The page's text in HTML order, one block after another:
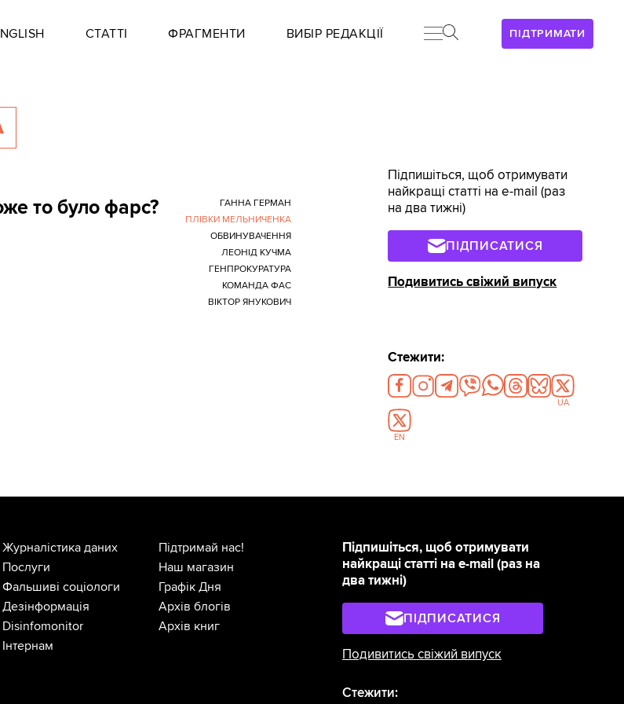
ПІДТРИМАТИ
СТАТТІ ФРАГМЕНТИ ВИБІР РЕДАКЦІЇ
то було фарс?
ГАННА ГЕРМАН
ПЛІВКИ МЕЛЬНИЧЕНКА
ОБВИНУВАЧЕННЯ
ЛЕОНІД КУЧМА
ГЕНПРОКУРАТУРА
КОМАНДА ФАС
ВІКТОР ЯНУКОВИЧ
Підпишіться, щоб отримувати
найкращі статті на e-mail (раз
на два тижні)
ПІДПИСАТИСЯ
Подивитись свіжий випуск
Стежити:
UA
EN
Підпишіться, щоб отримувати
найкращі статті на e-mail (раз на
два тижні)
ПІДПИСАТИСЯ
Подивитись свіжий випуск
Стежити:
Журналістика даних
Послуги
Фальшиві соціологи
Дезінформація
Disinfomonitor
Інтернам
Підтримай нас!
Наш магазин
Графік Дня
Архів блогів
Архів книг